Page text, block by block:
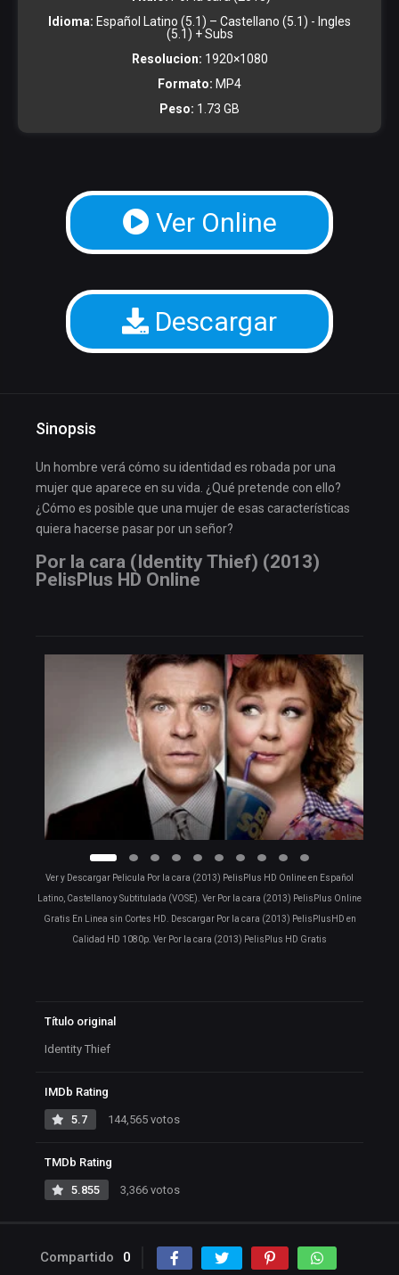
Idioma: Español Latino (5.1) – Castellano (5.1) - Ingles
(5.1) + Subs
Resolucion: 1920×1080
Formato: MP4
Peso: 1.73 GB
Ver Online
Descargar
Sinopsis
Un hombre verá cómo su identidad es robada por una
mujer que aparece en su vida. ¿Qué pretende con ello?
¿Cómo es posible que una mujer de esas características
quiera hacerse pasar por un señor?
Por la cara (Identity Thief) (2013)
PelisPlus HD Online
Ver y Descargar Pelicula Por la cara (2013) PelisPlus HD Online en Español
Latino, Castellano y Subtitulada (VOSE). Ver Por la cara (2013) PelisPlus Online
Gratis En Linea sin Cortes HD. Descargar Por la cara (2013) PelisPlusHD en
Calidad HD 1080p. Ver Por la cara (2013) PelisPlus HD Gratis
Título original
Identity Thief
IMDb Rating
5.7 144,565 votos
TMDb Rating
5.855 3,366 votos
Compartido 0